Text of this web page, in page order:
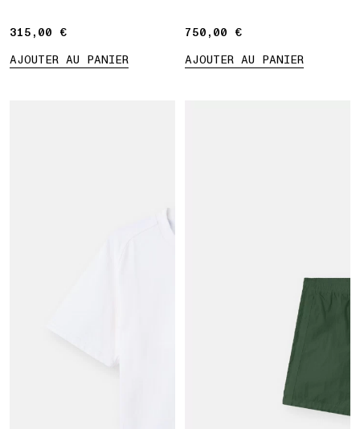
315,00 €
315,00 €
AJOUTER AU PANIER
750,00 €
750,00 €
AJOUTER AU PANIER